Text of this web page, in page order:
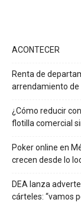
ACONTECER
Renta de
arrendamiento de
¿Cómo reducir
flotilla comercial
Poker online en
crecen desde lo
DEA lanza
cárteles: “vamos